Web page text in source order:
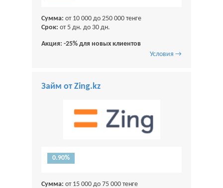
Сумма: от 10 000 до 250 000 тенге
Срок: от 5 дн. до 30 дн.
Акция: -25% для новых клиентов
Условия →
Займ от Zing.kz
0.90%
Сумма: от 15 000 до 75 000 тенге